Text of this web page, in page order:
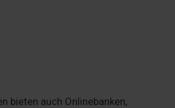
bieten auch Onlinebanken,